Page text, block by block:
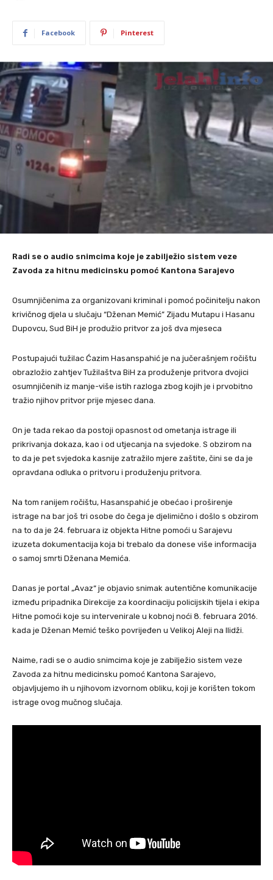
Facebook Pinterest
Radi se o audio snimcima koje je zabilježio sistem veze
Zavoda za hitnu medicinsku pomoć Kantona Sarajevo
Osumnjičenima za organizovani kriminal i pomoć počinitelju nakon
krivičnog djela u slučaju “Dženan Memić” Zijadu Mutapu i Hasanu
Dupovcu, Sud BiH je produžio pritvor za još dva mjeseca
Postupajući tužilac Ćazim Hasanspahić je na jučerašnjem ročištu
obrazložio zahtjev Tužilaštva BiH za produženje pritvora dvojici
osumnjičenih iz manje-više istih razloga zbog kojih je i prvobitno
tražio njihov pritvor prije mjesec dana.
On je tada rekao da postoji opasnost od ometanja istrage ili
prikrivanja dokaza, kao i od utjecanja na svjedoke. S obzirom na
to da je pet svjedoka kasnije zatražilo mjere zaštite, čini se da je
opravdana odluka o pritvoru i produženju pritvora.
Na tom ranijem ročištu, Hasanspahić je obećao i proširenje
istrage na bar još tri osobe do čega je djelimično i došlo s obzirom
na to da je 24. februara iz objekta Hitne pomoći u Sarajevu
izuzeta dokumentacija koja bi trebalo da donese više informacija
o samoj smrti Dženana Memića.
Danas je portal „Avaz“ je objavio snimak autentične komunikacije
između pripadnika Direkcije za koordinaciju policijskih tijela i ekipa
Hitne pomoći koje su intervenirale u kobnoj noći 8. februara 2016.
kada je Dženan Memić teško povrijeđen u Velikoj Aleji na Ilidži.
Naime, radi se o audio snimcima koje je zabilježio sistem veze
Zavoda za hitnu medicinsku pomoć Kantona Sarajevo,
objavljujemo ih u njihovom izvornom obliku, koji je korišten tokom
istrage ovog mučnog slučaja.